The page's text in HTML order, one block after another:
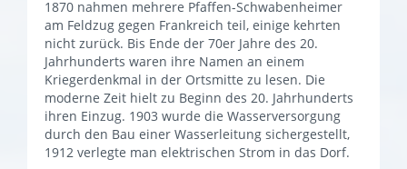
1870 nahmen mehrere Pfaffen-Schwabenheimer
am Feldzug gegen Frankreich teil, einige kehrten
nicht zurück. Bis Ende der 70er Jahre des 20.
Jahrhunderts waren ihre Namen an einem
Kriegerdenkmal in der Ortsmitte zu lesen. Die
moderne Zeit hielt zu Beginn des 20. Jahrhunderts
ihren Einzug. 1903 wurde die Wasserversorgung
durch den Bau einer Wasserleitung sichergestellt,
1912 verlegte man elektrischen Strom in das Dorf.